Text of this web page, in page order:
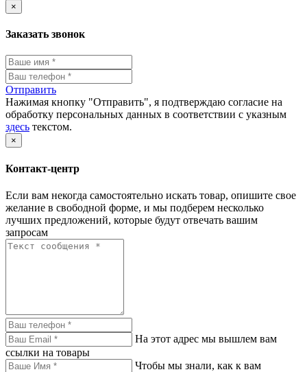
×
Заказать звонок
Отправить
Нажимая кнопку "Отправить", я подтверждаю согласие на
обработку персональных данных в соответствии с указным
здесь текстом.
×
Контакт-центр
Если вам некогда самостоятельно искать товар, опишите свое
желание в свободной форме, и мы подберем несколько
лучших предложений, которые будут отвечать вашим
запросам
На этот адрес мы вышлем вам
ссылки на товары
Чтобы мы знали, как к вам